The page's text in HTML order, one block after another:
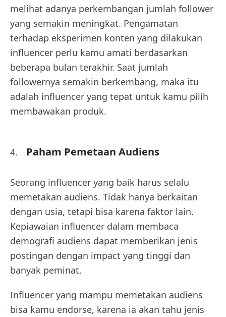
melihat adanya perkembangan jumlah follower
yang semakin meningkat. Pengamatan
terhadap eksperimen konten yang dilakukan
influencer perlu kamu amati berdasarkan
beberapa bulan terakhir. Saat jumlah
followernya semakin berkembang, maka itu
adalah influencer yang tepat untuk kamu pilih
membawakan produk.
Paham Pemetaan Audiens
Seorang influencer yang baik harus selalu
memetakan audiens. Tidak hanya berkaitan
dengan usia, tetapi bisa karena faktor lain.
Kepiawaian influencer dalam membaca
demografi audiens dapat memberikan jenis
postingan dengan impact yang tinggi dan
banyak peminat.
Influencer yang mampu memetakan audiens
bisa kamu endorse, karena ia akan tahu jenis